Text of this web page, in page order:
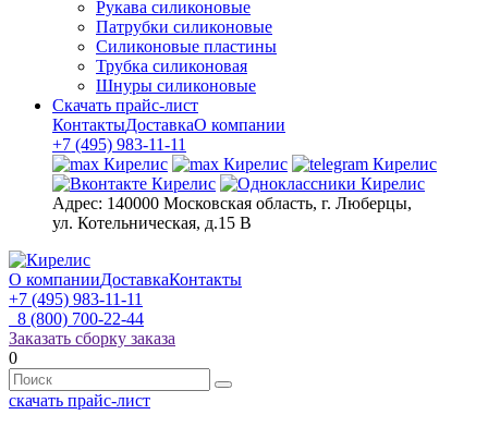
Рукава силиконовые
Патрубки силиконовые
Силиконовые пластины
Трубка силиконовая
Шнуры силиконовые
Скачать прайс-лист
КонтактыДоставкаО компании
+7 (495) 983-11-11
Адрес: 140000 Московская область, г. Люберцы,
ул. Котельническая, д.15 В
О компанииДоставкаКонтакты
+7 (495) 983-11-11
8 (800) 700-22-44
Заказать сборку заказа
0
скачать прайс-лист